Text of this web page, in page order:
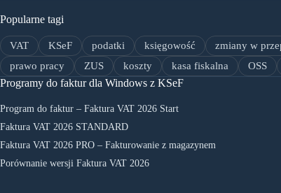
Popularne tagi
VAT KSeF podatki księgowość zmiany w
prawo pracy
ZUS koszty kasa fiskalna OSS
Programy do faktur dla Windows z KSeF
Program do faktur – Faktura VAT 2026 Start
Faktura VAT 2026 STANDARD
Faktura VAT 2026 PRO – Fakturowanie z magazynem
Porównanie wersji Faktura VAT 2026